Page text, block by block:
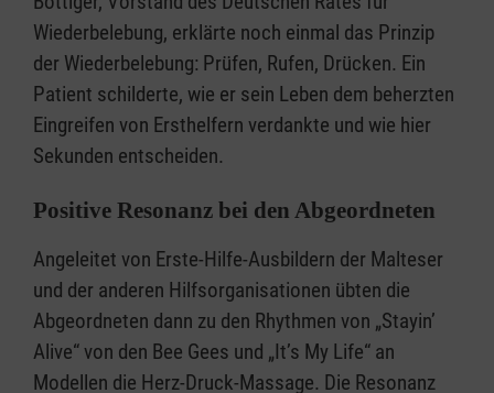
Wiederbelebung, erklärte noch einmal das Prinzip
der Wiederbelebung: Prüfen, Rufen, Drücken. Ein
Patient schilderte, wie er sein Leben dem beherzten
Eingreifen von Ersthelfern verdankte und wie hier
Sekunden entscheiden.
Positive Resonanz bei den Abgeordneten
Angeleitet von Erste-Hilfe-Ausbildern der Malteser
und der anderen Hilfsorganisationen übten die
Abgeordneten dann zu den Rhythmen von „Stayin’
Alive“ von den Bee Gees und „It’s My Life“ an
Modellen die Herz-Druck-Massage. Die Resonanz